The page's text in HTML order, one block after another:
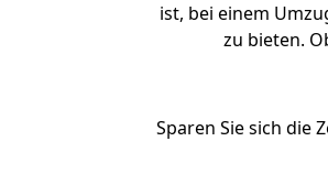
ist, bei einem
zu bieten.
Sparen Sie sich die